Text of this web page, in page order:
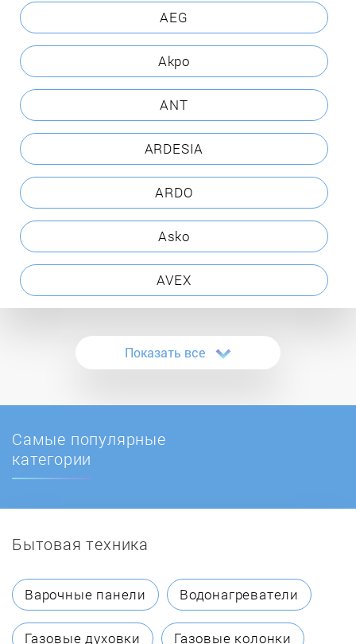
AEG
Akpo
ANT
ARDESIA
ARDO
Asko
AVEX
Beko
Beltratto
Brandt
Candy
Показать все
Самые популярные
категории
Бытовая техника
Варочные панели Водонагреватели
Газовые духовки Газовые колонки